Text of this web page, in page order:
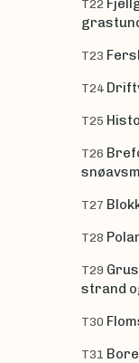
T22
T23
T24
T25
T26
T27
T28
T29
strand
T30
T31